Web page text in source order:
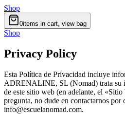
Shop
0items in cart, view bag
Shop
Privacy Policy
Esta Política de Privacidad incluye
ADRENALINE, SL (Nomad) trata su
de este sitio web (en adelante, el
pregunta, no dude en contactarnos por
info@escuelanomad.com.